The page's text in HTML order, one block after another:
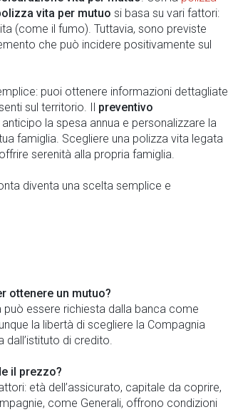
vita per mutuo si basa su vari fattori:
(come il fumo). Tuttavia, sono previste
che può incidere positivamente sul
puoi ottenere informazioni dettagliate
sul territorio. Il preventivo
la spesa annua e personalizzare la
famiglia. Scegliere una polizza vita legata
serenità alla propria famiglia.
diventa una scelta semplice e
ottenere un mutuo?
può essere richiesta dalla banca come
la libertà di scegliere la Compagnia
dall’istituto di credito.
il prezzo?
età dell’assicurato, capitale da coprire,
come Generali, offrono condizioni